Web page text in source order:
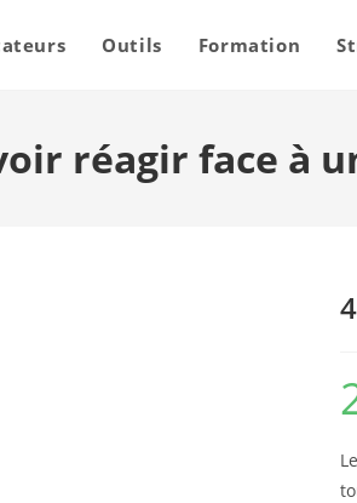
Outils Formation
réagir face à